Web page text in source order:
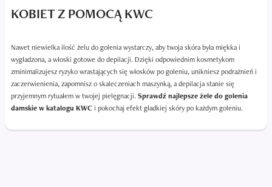
KOBIET Z POMOCĄ KWC
Nawet niewielka ilość żelu do golenia wystarczy, aby twoja skóra była miękka i
wygładzona, a włoski gotowe do depilacji. Dzięki odpowiednim kosmetykom
zminimalizujesz ryzyko wrastających się włosków po goleniu, unikniesz podrażnień i
zaczerwienienia, zapomnisz o skaleczeniach maszynką, a depilacja stanie się
przyjemnym rytuałem w twojej pielęgnacji. Sprawdź najlepsze żele do golenia
damskie w katalogu KWCi pokochaj efekt gładkiej skóry po każdym goleniu.